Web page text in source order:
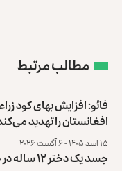
مطالب مرتبط
فائو: افزایش بهای کود
افغانستان را تهدید
۱۵ اسد ۱۴۰۵ - ۶ آگست ۲۰۲۶
جسد یک دختر ۱۲ ساله در جلال‌آباد پیدا شد